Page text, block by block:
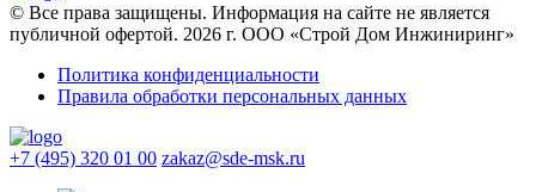
© Все права защищены. Информация на сайте не является
публичной офертой. 2026 г. ООО «Строй Дом Инжиниринг»
Политика конфиденциальности
Правила обработки персональных данных
+7 (495) 320 01 00 zakaz@sde-msk.ru